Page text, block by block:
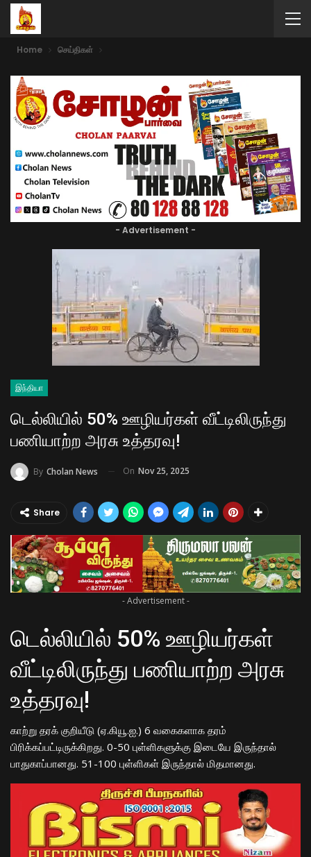
Home செய்திகள்
- Advertisement -
இந்தியா
டெல்லியில் 50% ஊழியர்கள் வீட்டிலிருந்து
பணியாற்ற அரசு உத்தரவு!
By Cholan News On Nov 25, 2025
Share
- Advertisement -
டெல்லியில் 50% ஊழியர்கள்
வீட்டிலிருந்து பணியாற்ற அரசு
உத்தரவு!
காற்று தரக் குறியீடு (ஏ.கியூ.ஐ.) 6 வகைகளாக தரம்
பிரிக்கப்பட்டிருக்கிறது. 0-50 புள்ளிகளுக்கு இடையே இருந்தால்
பாதுகாப்பானது. 51-100 புள்ளிகள் இருந்தால் மிதமானது.